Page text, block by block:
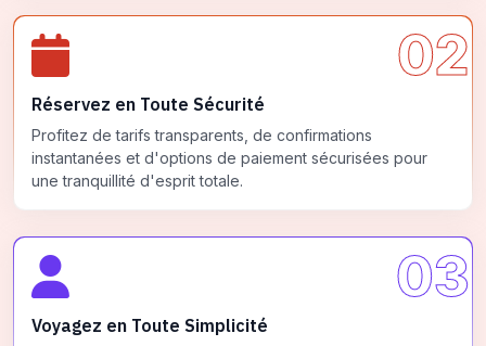
02
Réservez en Toute Sécurité
Profitez de tarifs transparents, de confirmations
instantanées et d'options de paiement sécurisées pour
une tranquillité d'esprit totale.
03
Voyagez en Toute Simplicité